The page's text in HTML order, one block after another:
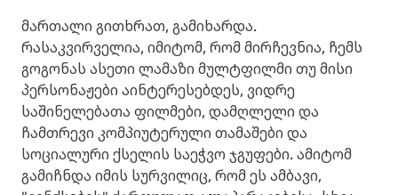
მართალი გითხრათ, გამიხარდა.
რასაკვირველია, იმიტომ, რომ მირჩევნია, ჩემს
გოგონას ასეთი ლამაზი მულტფილმი თუ მისი
პერსონაჟები აინტერესებდეს, ვიდრე
საშინელებათა ფილმები, დამღლელი და
ჩამთრევი კომპიუტერული თამაშები და
სოციალური ქსელის საეჭვო ჯგუფები. ამიტომ
გამიჩნდა იმის სურვილიც, რომ ეს ამბავი,